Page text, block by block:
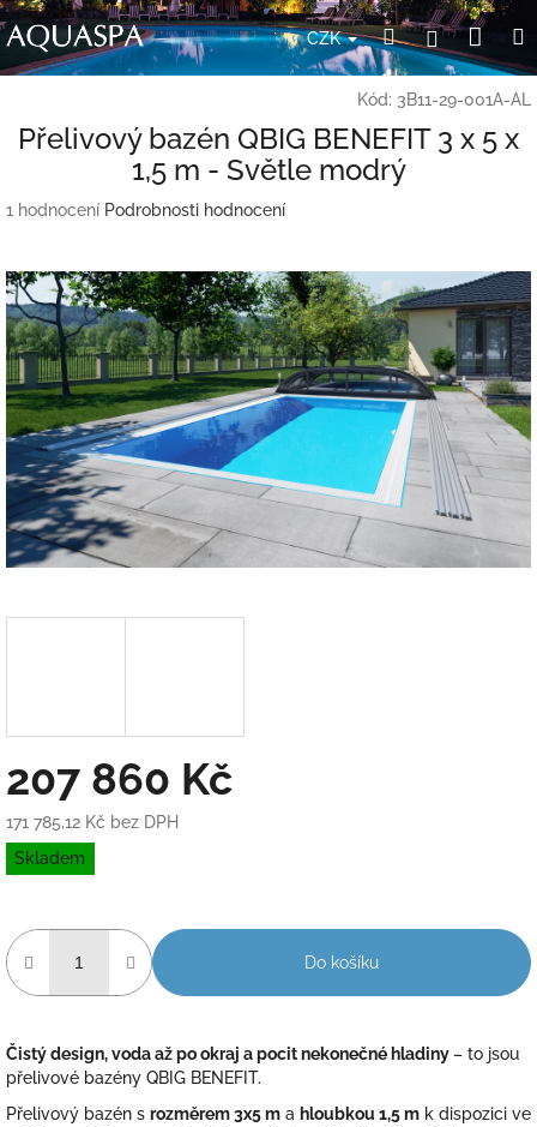
Přejít
na
obsah
CZK HledatPřihlášení
Kód: 3B11-29-001A-AL
Přelivový bazén QBIG BENEFIT 3 x 5 x
1,5 m - Světle modrý
Průměrné
je
5,0
z
5
hvězdiček.
1 hodnocení Podrobnosti hodnocení
207 860 Kč
171 785,12 Kč bez DPH
Měrná
cena:
Skladem
Do košíku
Čistý design, voda až po okraj a pocit nekonečné hladiny– to jsou
přelivové bazény QBIG BENEFIT.
Přelivový bazén s rozměrem 3x5 m a hloubkou 1,5 m k dispozici ve